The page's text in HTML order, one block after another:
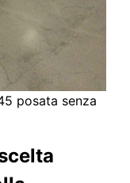
posata senza